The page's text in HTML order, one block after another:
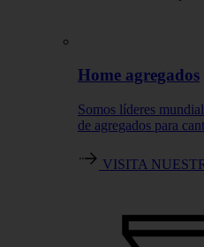
Home agregados
Somos líderes
de agregados para
VISITA